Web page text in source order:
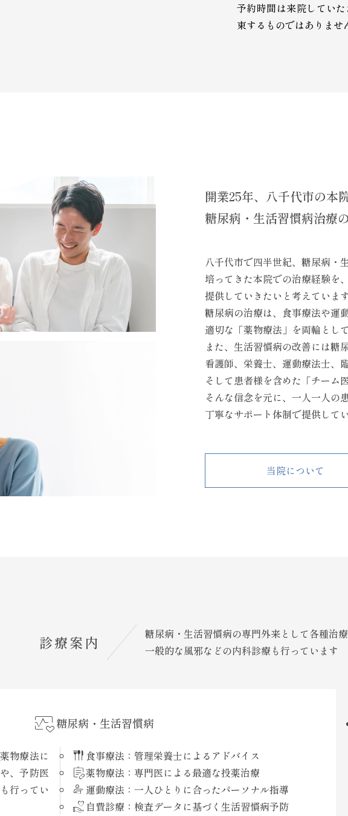
予約時間は来院してい
束するものではありませ
開業25年、八千代市の本
糖尿病・生活習慣病治療
八千代市で四半世紀、糖尿病・
培ってきた本院での治療経験を
提供していきたいと考えていま
糖尿病の治療は、食事療法や運
適切な「薬物療法」を両輪とし
また、生活習慣病の改善には糖
看護師、栄養士、運動療法士、
そして患者様を含めた「チーム
そんな信念を元に、一人一人の
丁寧なサポート体制で提供して
当院について
診療案内
糖尿病・生活習慣病の専門外来として各種治
一般的な風邪などの内科診療も行っています
ecg糖尿病・生活習慣病
物療法に
、予防医
行ってい
flatware 食事療法：管理栄養士によるアドバイス
prescriptions薬物療法： 専門医による最適な投薬治療
physical_therapy 運動療法： 一人ひとりに合ったパーソナル指導
volunteer_activism 自費診療： 検査データに基づく生活習慣病予防